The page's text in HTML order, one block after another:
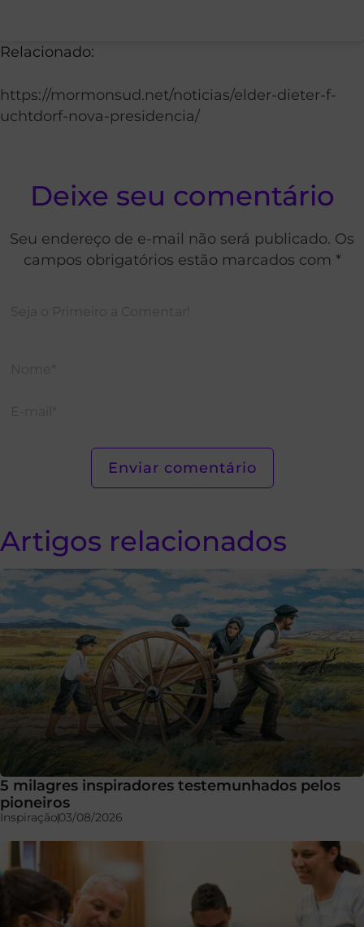
Relacionado:
https://mormonsud.net/noticias/elder-dieter-f-
uchtdorf-nova-presidencia/
Deixe seu comentário
Seu endereço de e-mail não será publicado. Os
campos obrigatórios estão marcados com *
Artigos relacionados
5 milagres inspiradores testemunhados pelos
pioneiros
Inspiração03/08/2026